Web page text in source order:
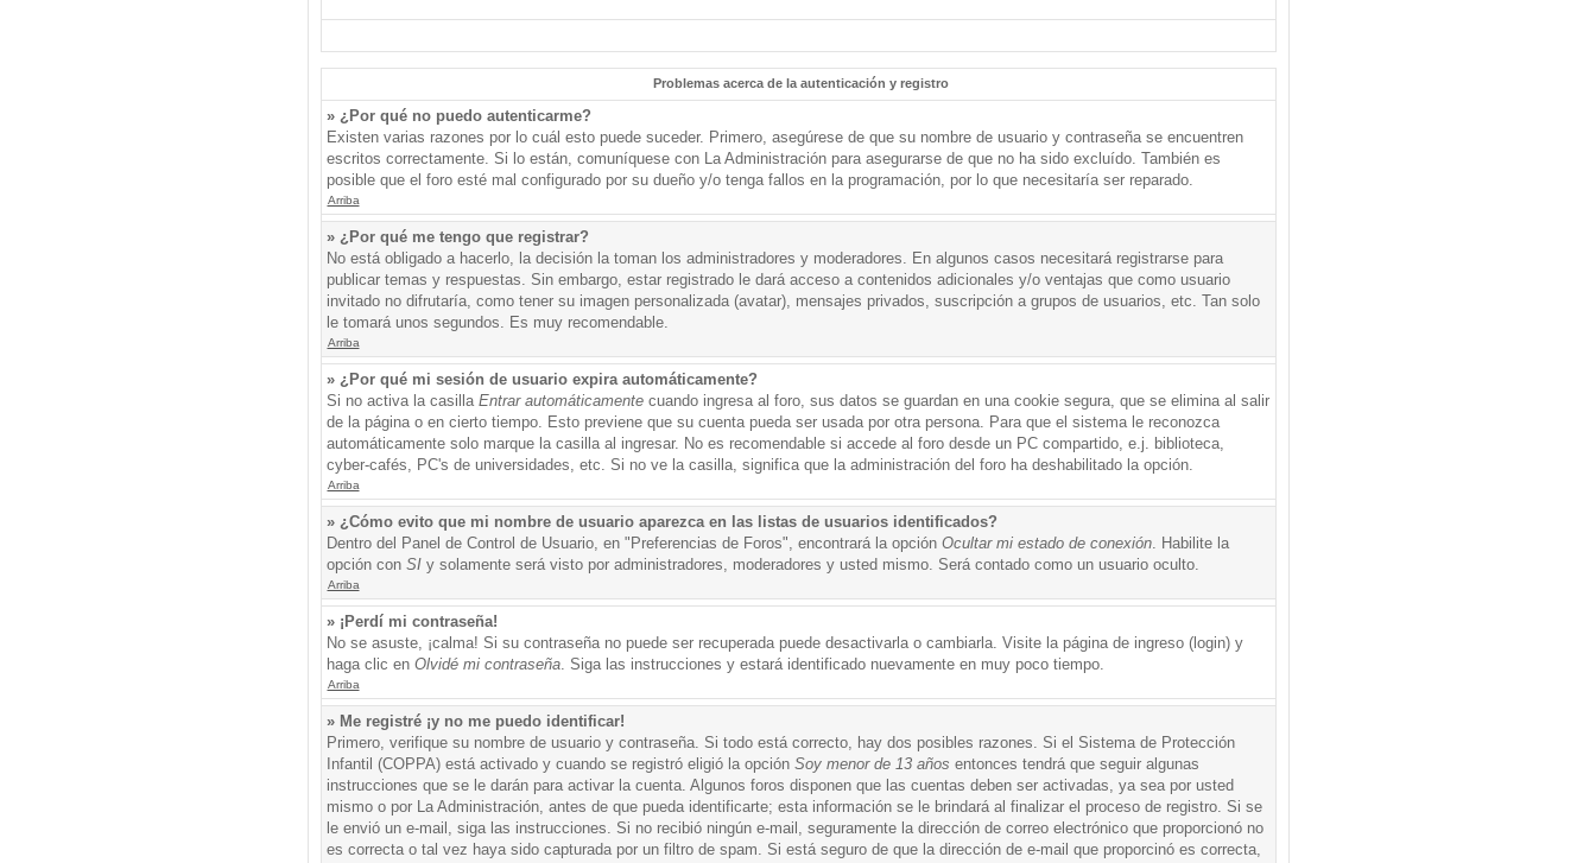
Problemas acerca de la autenticación y registro
» ¿Por qué no puedo autenticarme?
Existen varias razones por lo cuál esto puede suceder. Primero, asegúrese de que su nombre de usuario y contraseña se encuentren
escritos correctamente. Si lo están, comuníquese con La Administración para asegurarse de que no ha sido excluído. También es
posible que el foro esté mal configurado por su dueño y/o tenga fallos en la programación, por lo que necesitaría ser reparado.
Arriba
» ¿Por qué me tengo que registrar?
No está obligado a hacerlo, la decisión la toman los administradores y moderadores. En algunos casos necesitará registrarse para
publicar temas y respuestas. Sin embargo, estar registrado le dará acceso a contenidos adicionales y/o ventajas que como usuario
invitado no difrutaría, como tener su imagen personalizada (avatar), mensajes privados, suscripción a grupos de usuarios, etc. Tan solo
le tomará unos segundos. Es muy recomendable.
Arriba
» ¿Por qué mi sesión de usuario expira automáticamente?
Si no activa la casilla Entrar automáticamentecuando ingresa al foro, sus datos se guardan en una cookie segura, que se elimina al salir
de la página o en cierto tiempo. Esto previene que su cuenta pueda ser usada por otra persona. Para que el sistema le reconozca
automáticamente solo marque la casilla al ingresar. No es recomendable si accede al foro desde un PC compartido, e.j. biblioteca,
cyber-cafés, PC's de universidades, etc. Si no ve la casilla, significa que la administración del foro ha deshabilitado la opción.
Arriba
» ¿Cómo evito que mi nombre de usuario aparezca en las listas de usuarios identificados?
Dentro del Panel de Control de Usuario, en "Preferencias de Foros", encontrará la opción Ocultar mi estado de conexión. Habilite la
opción con SIy solamente será visto por administradores, moderadores y usted mismo. Será contado como un usuario oculto.
Arriba
» ¡Perdí mi contraseña!
No se asuste, ¡calma! Si su contraseña no puede ser recuperada puede desactivarla o cambiarla. Visite la página de ingreso (login) y
haga clic en Olvidé mi contraseña. Siga las instrucciones y estará identificado nuevamente en muy poco tiempo.
Arriba
» Me registré ¡y no me puedo identificar!
Primero, verifique su nombre de usuario y contraseña. Si todo está correcto, hay dos posibles razones. Si el Sistema de Protección
Infantil (COPPA) está activado y cuando se registró eligió la opción Soy menor de 13 años entonces tendrá que seguir algunas
instrucciones que se le darán para activar la cuenta. Algunos foros disponen que las cuentas deben ser activadas, ya sea por usted
mismo o por La Administración, antes de que pueda identificarte; esta información se le brindará al finalizar el proceso de registro. Si se
le envió un e-mail, siga las instrucciones. Si no recibió ningún e-mail, seguramente la dirección de correo electrónico que proporcionó no
es correcta o tal vez haya sido capturada por un filtro de spam. Si está seguro de que la dirección de e-mail que proporcinó es correcta,